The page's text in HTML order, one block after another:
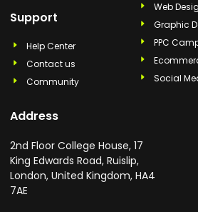
Support
Help Center
Contact us
Community
Web
Graphic
PPC
Social
Address
2nd Floor College House, 17
King Edwards Road, Ruislip,
London, United Kingdom, HA4
7AE